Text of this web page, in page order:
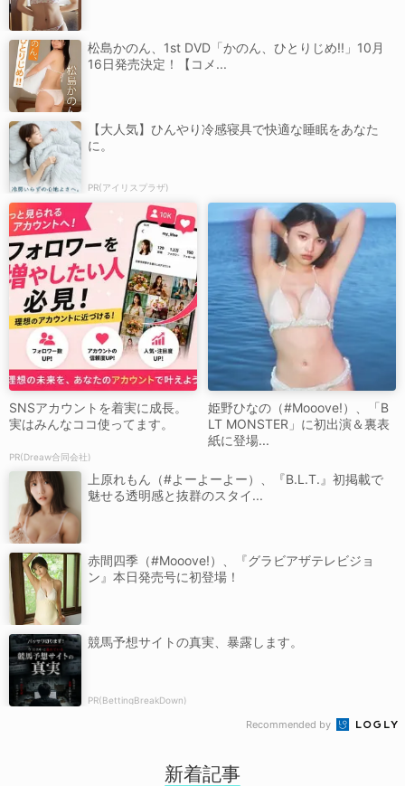
松島かのん、1st DVD「かのん、ひとりじめ!!」10月
16日発売決定！【コメ...
【大人気】ひんやり冷感寝具で快適な睡眠をあなた
に。
PR(アイリスプラザ)
SNSアカウントを着実に成長。
実はみんなココ使ってます。
PR(Dreaw合同会社)
姫野ひなの（#Mooove!）、「B
LT MONSTER」に初出演＆裏表
紙に登場...
上原れもん（#よーよーよー）、『B.L.T.』初掲載で
魅せる透明感と抜群のスタイ...
赤間四季（#Mooove!）、『グラビアザテレビジョ
ン』本日発売号に初登場！
競馬予想サイトの真実、暴露します。
PR(BettingBreakDown)
Recommended by
新着記事